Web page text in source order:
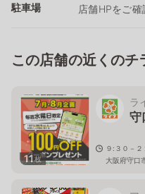
駐車場 店舗HPをご
この店舗の近くのチ
11枚
ラ
守
９:３０－２
大阪府守口